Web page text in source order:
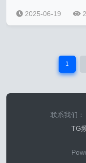
2025-06-19
1
联系我们：
TG